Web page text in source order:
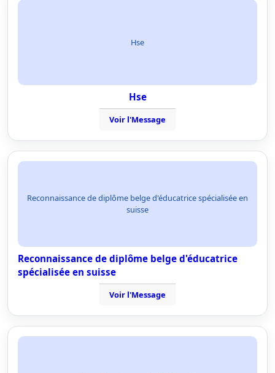
Hse
Hse
Voir l'Message
Reconnaissance de diplôme belge d'éducatrice spécialisée en
suisse
Reconnaissance de diplôme belge d'éducatrice
spécialisée en suisse
Voir l'Message